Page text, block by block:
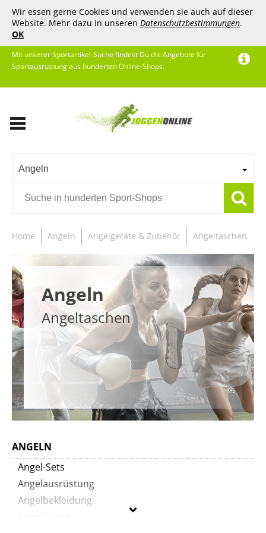
Wir essen gerne Cookies und verwenden sie auch auf dieser
Website. Mehr dazu in unseren Datenschutzbestimmungen.
OK
Mit unserer Sportartikel-Suche findest Du die Angebote für
Sportausrüstung aus hunderten Online-Shops.
Angeln
Home Angeln Angelgeräte & Zubehör Angeltaschen
Angeln
Angeltaschen
ANGELN
Angel-Sets
Angelausrüstung
Angelbekleidung